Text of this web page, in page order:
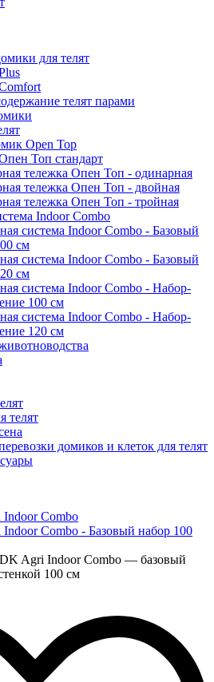
для телят
телят парами
Open Top
Топ стандарт
тележка Опен Топ - одинарная
тележка Опен Топ - двойная
тележка Опен Топ - тройная
Indoor Combo
система Indoor Combo - Базовый
см
система Indoor Combo - Базовый
см
система Indoor Combo - Набор-
100 см
система Indoor Combo - Набор-
120 см
телят
домиков и клеток для телят
Indoor Combo
Indoor Combo - Базовый набор 100
Agri Indoor Combo — базовый
100 см